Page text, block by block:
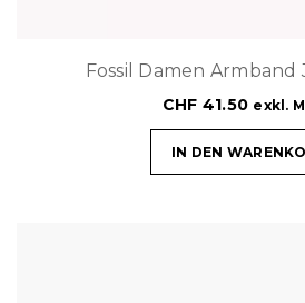
Fossil Damen Armband
CHF 41.50 exkl.
IN DEN